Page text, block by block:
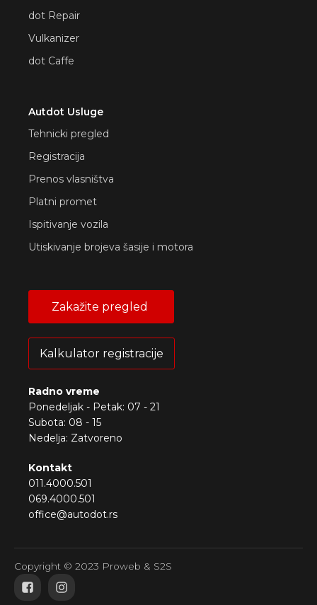
dot Repair
Vulkanizer
dot Caffe
Autdot Usluge
Tehnicki pregled
Registracija
Prenos vlasništva
Platni promet
Ispitivanje vozila
Utiskivanje brojeva šasije i motora
Zakažite pregled
Kalkulator registracije
Radno vreme
Ponedeljak - Petak: 07 - 21
Subota: 08 - 15
Nedelja: Zatvoreno
Kontakt
011.4000.501
069.4000.501
office@autodot.rs
Copyright © 2023 Proweb & S2S